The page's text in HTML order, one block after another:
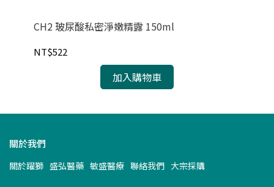
CH2 玻尿酸私密淨嫩精露 150ml
NT$522
加入購物車
關於我們
關於躍獅 盛弘醫藥 敏盛醫療 聯絡我們 大宗採購